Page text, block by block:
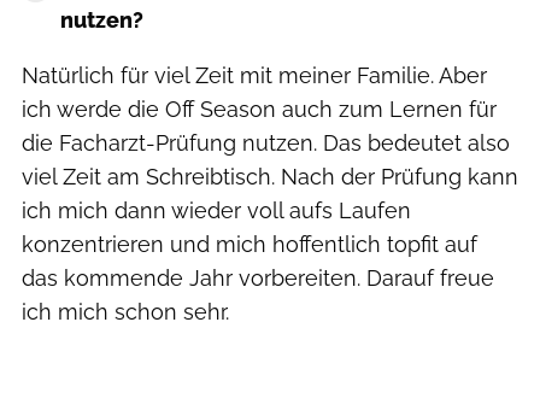
nutzen?
Natürlich für viel Zeit mit meiner Familie. Aber
ich werde die Off Season auch zum Lernen für
die Facharzt-Prüfung nutzen. Das bedeutet also
viel Zeit am Schreibtisch. Nach der Prüfung kann
ich mich dann wieder voll aufs Laufen
konzentrieren und mich hoffentlich topfit auf
das kommende Jahr vorbereiten. Darauf freue
ich mich schon sehr.